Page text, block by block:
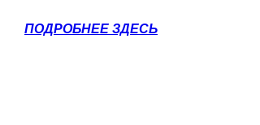
ПОДРОБНЕЕ ЗДЕСЬ